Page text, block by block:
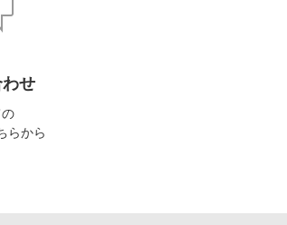
せ
らから